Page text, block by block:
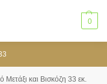
0
Μετάξι και Βισκόζη 33 εκ.